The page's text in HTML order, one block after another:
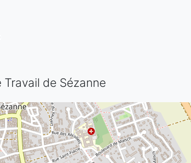
Travail de Sézanne